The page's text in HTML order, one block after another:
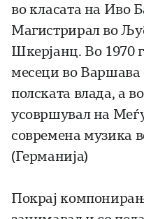
во класата на Иво
Магистрирал во
Шкерјанц. Во 1970
месеци во Варшава
полската влада, а
усовршувал на
современа музика
(Германија)
Покрај